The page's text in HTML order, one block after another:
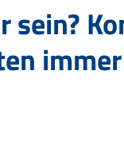
sein?